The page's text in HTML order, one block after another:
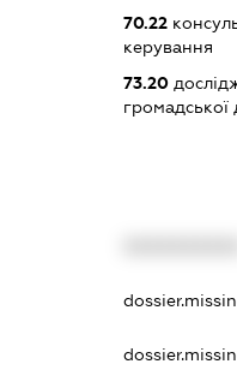
70.22
керування
73.20
громадської